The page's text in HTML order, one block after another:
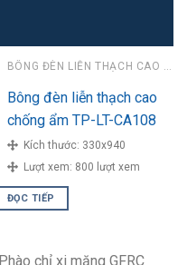
Bông đèn liễn thạch cao
chống ẩm TP-LT-CA108
Kích thước: 330x940
Lượt xem: 800 lượt xem
ĐỌC TIẾP
Phào chỉ xi măng GFRC